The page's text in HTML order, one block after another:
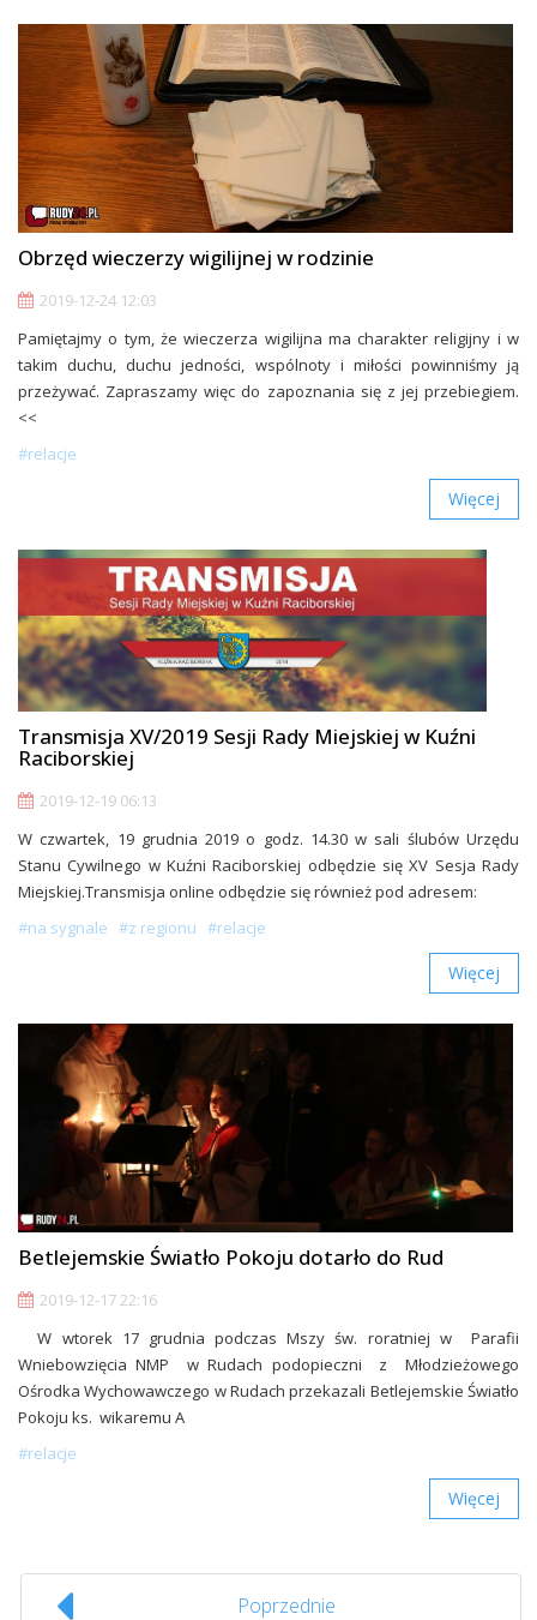
Obrzęd wieczerzy wigilijnej w rodzinie
2019-12-24 12:03
Pamiętajmy o tym, że wieczerza wigilijna ma charakter religijny i w
takim duchu, duchu jedności, wspólnoty i miłości powinniśmy ją
przeżywać. Zapraszamy więc do zapoznania się z jej przebiegiem.
<<
#relacje
Więcej
Transmisja XV/2019 Sesji Rady Miejskiej w Kuźni
Raciborskiej
2019-12-19 06:13
W czwartek, 19 grudnia 2019 o godz. 14.30 w sali ślubów Urzędu
Stanu Cywilnego w Kuźni Raciborskiej odbędzie się XV Sesja Rady
Miejskiej.Transmisja online odbędzie się również pod adresem:
#na sygnale #z regionu #relacje
Więcej
Betlejemskie Światło Pokoju dotarło do Rud
2019-12-17 22:16
W wtorek 17 grudnia podczas Mszy św. roratniej w Parafii
Wniebowzięcia NMP w Rudach podopieczni z Młodzieżowego
Ośrodka Wychowawczego w Rudach przekazali Betlejemskie Światło
Pokoju ks. wikaremu A
#relacje
Więcej
Poprzednie